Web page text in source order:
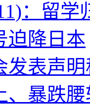
：留学
迫降日本
发表声
、暴跌